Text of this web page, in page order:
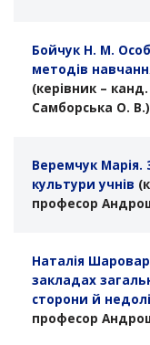
Бойчук Н. М.
методів
(керівник –
Самборська О. В.)
Веремчук Марія.
культури учнів
професор
Наталія
закладах
сторони й
професор